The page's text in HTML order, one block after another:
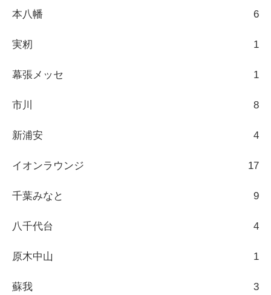
本八幡 6
実籾 1
幕張メッセ 1
市川 8
新浦安 4
イオンラウンジ 17
千葉みなと 9
八千代台 4
原木中山 1
蘇我 3